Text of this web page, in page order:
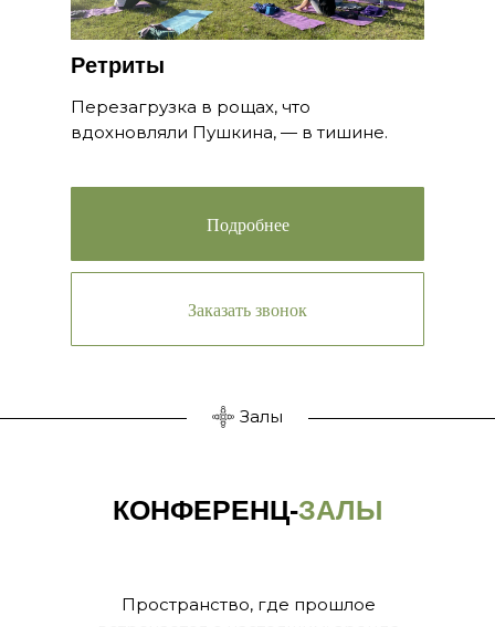
Подробнее
Заказать звонок
Ретриты
Перезагрузка в рощах, что
вдохновляли Пушкина, — в тишине.
КОНФЕРЕНЦ-ЗАЛЫ
Пространство, где прошлое
Залы